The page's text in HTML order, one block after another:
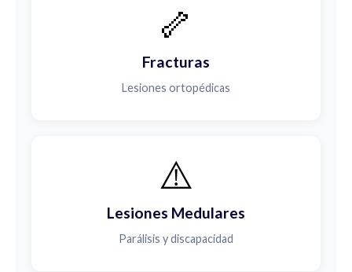
🦴
Fracturas
Lesiones ortopédicas
⚠️
Lesiones Medulares
Parálisis y discapacidad